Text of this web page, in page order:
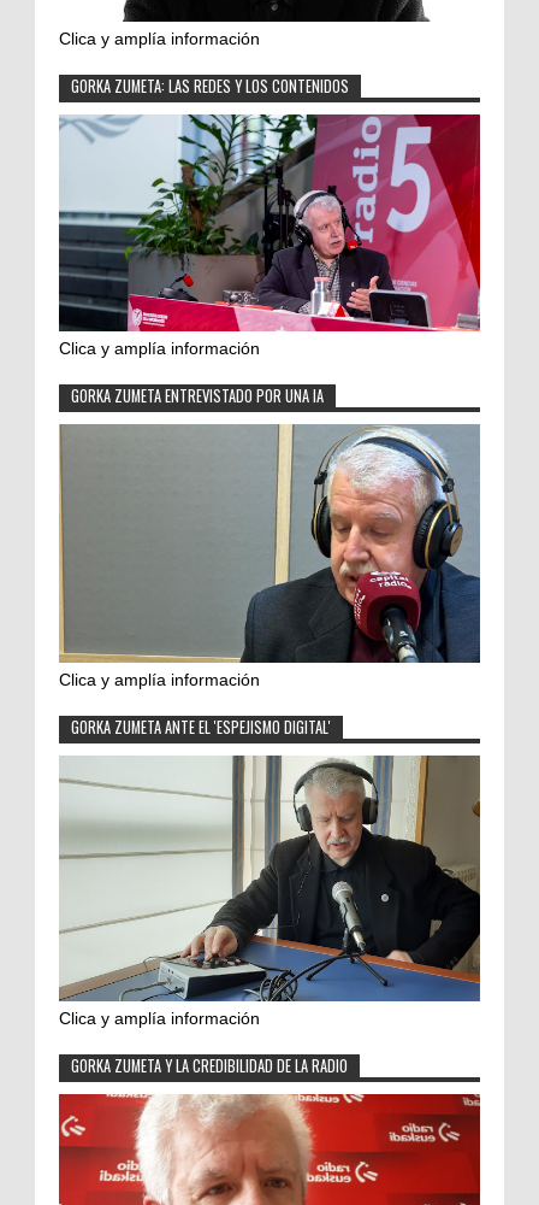
Clica y amplía información
GORKA ZUMETA: LAS REDES Y LOS CONTENIDOS
Clica y amplía información
GORKA ZUMETA ENTREVISTADO POR UNA IA
Clica y amplía información
GORKA ZUMETA ANTE EL 'ESPEJISMO DIGITAL'
Clica y amplía información
GORKA ZUMETA Y LA CREDIBILIDAD DE LA RADIO